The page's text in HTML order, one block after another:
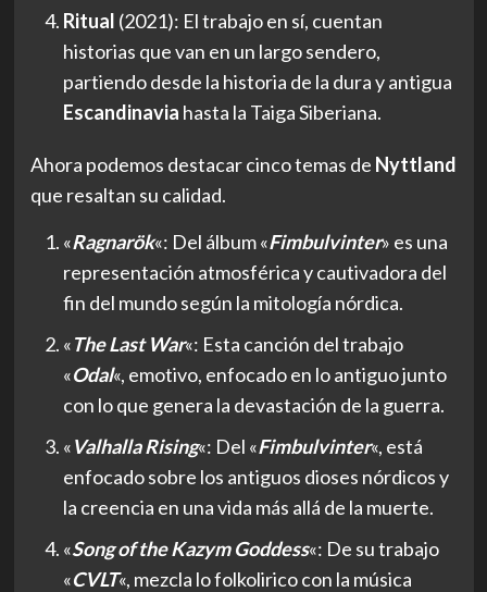
Ritual (2021): El trabajo en sí, cuentan
historias que van en un largo sendero,
partiendo desde la historia de la dura y antigua
Escandinavia hasta la Taiga Siberiana.
Ahora podemos destacar cinco temas de Nyttland
que resaltan su calidad.
«Ragnarök«: Del álbum «Fimbulvinter» es una
representación atmosférica y cautivadora del
fin del mundo según la mitología nórdica.
«The Last War«: Esta canción del trabajo
«Odal«, emotivo, enfocado en lo antiguo junto
con lo que genera la devastación de la guerra.
«Valhalla Rising«: Del «Fimbulvinter«, está
enfocado sobre los antiguos dioses nórdicos y
la creencia en una vida más allá de la muerte.
«Song of the Kazym Goddess«: De su trabajo
«CVLT«, mezcla lo folkolirico con la música